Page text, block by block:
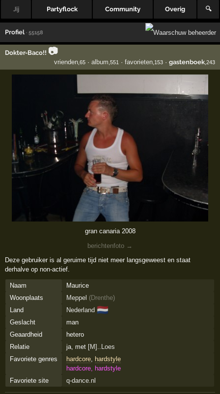
Jij Partyflock Community Overig 🔍
Profiel · 55158
Dokter-Baco!! 📷
vrienden,65· album ,551· favorieten,153· gastenboek,243
gran canaria 2008
berichtenfoto →
Deze gebruiker is al geruime tijd niet meer langsgeweest en staat
derhalve op non-actief.
Naam
Maurice
Woonplaats
Meppel (Drenthe)
Land
Nederland 🇳🇱
Geslacht
man
Geaardheid
hetero
Relatie
ja, met [M]..Loes
Favoriete genres
hardcore, hardstyle
hardcore, hardstyle
Favoriete site
q-dance.nl